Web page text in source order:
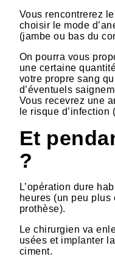
Vous rencontrerez
choisir le mode
(jambe ou bas du
On pourra vous
une certaine
votre propre sang
d’éventuels
Vous recevrez une
le risque d’infection
Et
?
L’opération dure
heures (un peu plus
prothèse).
Le chirurgien va
usées et implanter
ciment.